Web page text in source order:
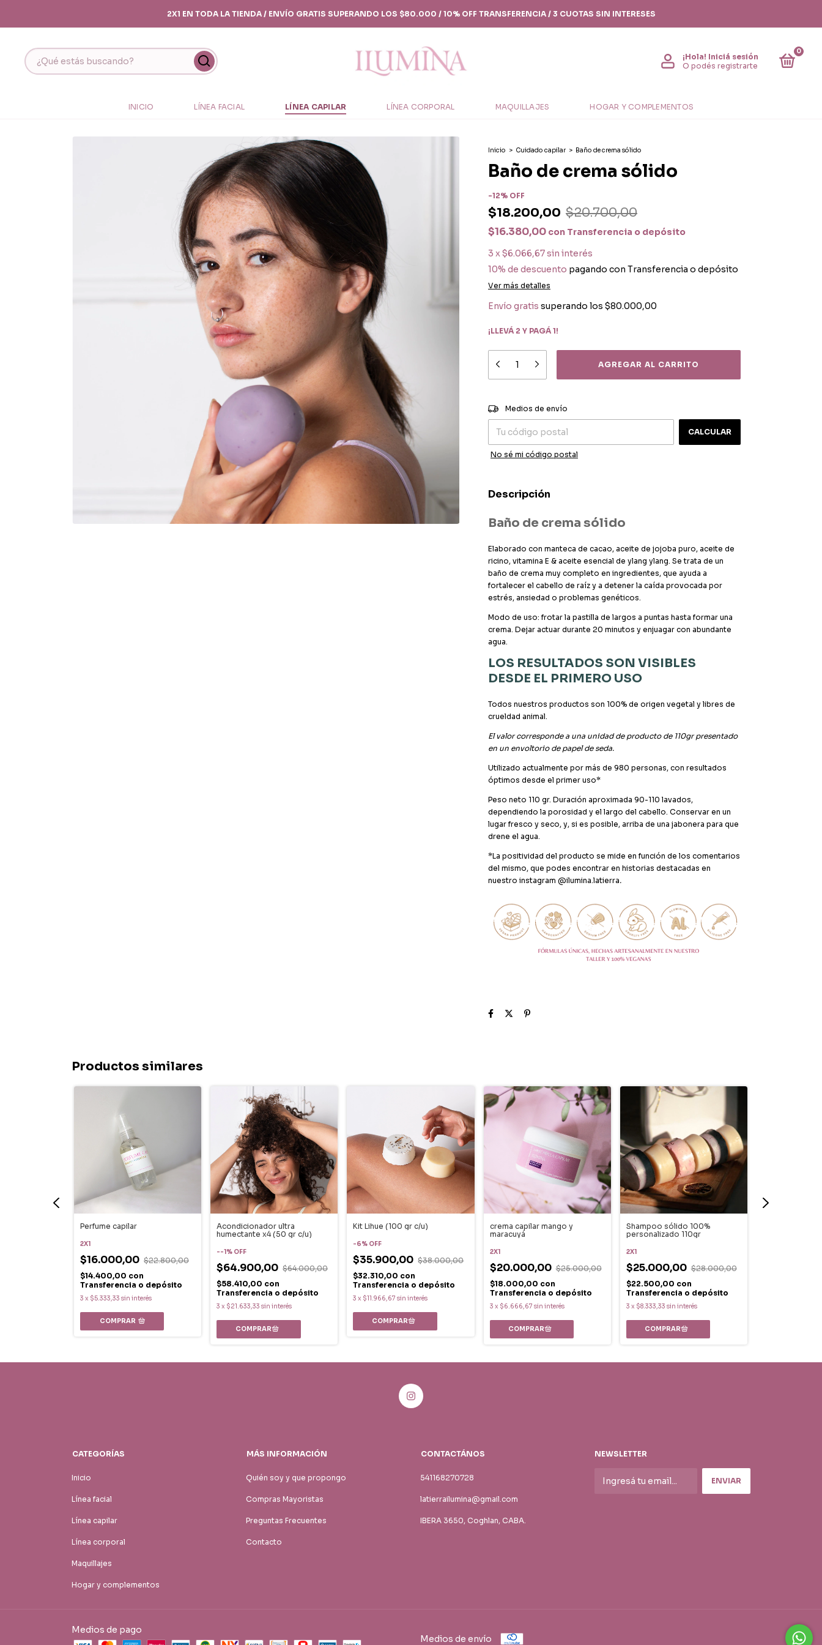
2X1 EN TODA LA TIENDA / ENVÍO GRATIS SUPERANDO LOS $80.000 / 10% OFF TRANSFERENCIA / 3 CUOTAS SIN INTERESES
¡Hola! Iniciá sesión
O podés registrarte
0
INICIO LÍNEA FACIAL LÍNEA CAPILAR LÍNEA CORPORAL MAQUILLAJES HOGAR Y COMPLEMENTOS
Inicio > Cuidado capilar > Baño de crema sólido
Baño de crema sólido
-12% OFF
$18.200,00 $20.700,00
$16.380,00 con Transferencia o depósito
3 x$6.066,67sin interés
10% de descuento pagando con Transferencia o depósito
Ver más detalles
Envío gratis superando los $80.000,00
¡LLEVÁ 2 Y PAGÁ 1!
Entregas para el CP:
Medios de envío
CALCULAR
No sé mi código postal
Descripción
Baño de crema sólido
Elaborado con manteca de cacao, aceite de jojoba puro, aceite de
ricino, vitamina E & aceite esencial de ylang ylang. Se trata de un
baño de crema muy completo en ingredientes, que ayuda a
fortalecer el cabello de raíz y a detener la caída provocada por
estrés, ansiedad o problemas genéticos.
Modo de uso: frotar la pastilla de largos a puntas hasta formar una
crema. Dejar actuar durante 20 minutos y enjuagar con abundante
agua.
LOS RESULTADOS SON VISIBLES
DESDE EL PRIMERO USO
Todos nuestros productos son 100% de origen vegetal y libres de
crueldad animal.
El valor corresponde a una unidad de producto de 110gr presentado
en un envoltorio de papel de seda.
Utilizado actualmente por más de 980 personas, con resultados
óptimos desde el primer uso*
Peso neto 110 gr. Duración aproximada 90-110 lavados,
dependiendo la porosidad y el largo del cabello. Conservar en un
lugar fresco y seco, y, si es posible, arriba de una jabonera para que
drene el agua.
*La positividad del producto se mide en función de los comentarios
del mismo, que podes encontrar en historias destacadas en
nuestro instagram @ilumina.latierra.
Productos similares
Perfume capilar
2X1
$16.000,00 $22.800,00
$14.400,00 con
Transferencia o depósito
3 x $5.333,33 sin interés
COMPRAR
Acondicionador ultra
humectante x4 (50 gr c/u)
--1 % OFF
$64.900,00 $64.000,00
$58.410,00 con
Transferencia o depósito
3 x $21.633,33 sin interés
Kit Lihue (100 gr c/u)
-6% OFF
$35.900,00 $38.000,00
$32.310,00 con
Transferencia o depósito
3 x $11.966,67 sin interés
crema capilar mango y
maracuyá
2X1
$20.000,00 $25.000,00
$18.000,00 con
Transferencia o depósito
3 x $6.666,67 sin interés
Shampoo sólido 100%
personalizado 110gr
2X1
$25.000,00 $28.000,00
$22.500,00 con
Transferencia o depósito
3 x $8.333,33 sin interés
CATEGORÍAS
Inicio
Línea facial
Línea capilar
Línea corporal
Maquillajes
Hogar y complementos
MÁS INFORMACIÓN
Quién soy y que propongo
Compras Mayoristas
Preguntas Frecuentes
Contacto
CONTACTÁNOS
541168270728
latierrailumina@gmail.com
IBERA 3650, Coghlan, CABA.
NEWSLETTER
Medios de pago
Medios de envío